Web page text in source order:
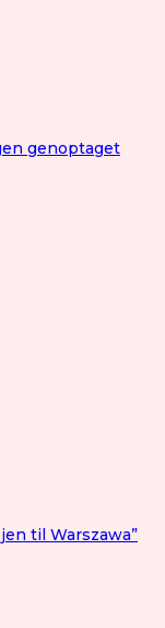
genoptaget
til Warszawa”